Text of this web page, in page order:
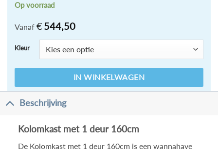
Vanaf € 544,50
Op voorraad
Kleur
IN WINKELWAGEN
Beschrijving
Kolomkast met 1 deur 160cm
De Kolomkast met 1 deur 160cmis een wannahave